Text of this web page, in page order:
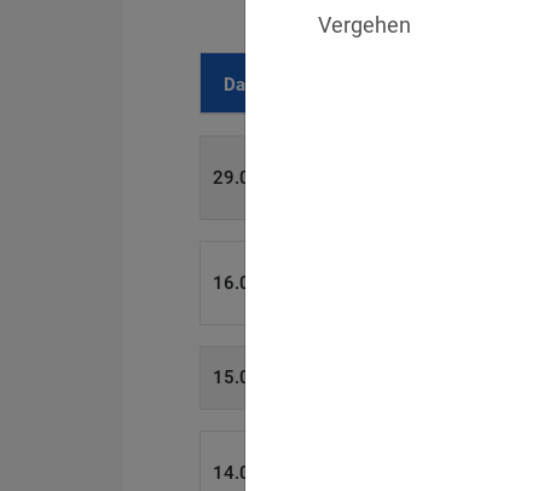
Datum
29.07.2026
16.07.2026
15.07.2026
14.07.2026
Vergehen